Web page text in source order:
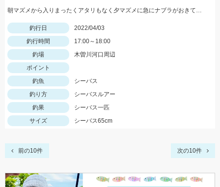
朝マズメから入りまったくアタリもなく夕マズメに急にナブラがおきて一投目!嬉しい一匹でした。
釣行日
2022/04/03
釣行時間
17:00～18:00
釣場
木曽川河口周辺
ポイント
釣魚
シーバス
釣り方
シーバスルアー
釣果
シーバス一匹
サイズ
シーバス65cm
前の10件 次の10件